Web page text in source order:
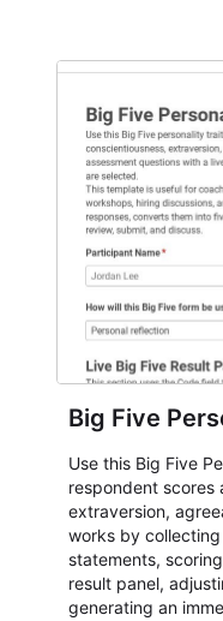
Big Five
Use this Big Five
respondent scores
extraversion,
works by
statements,
result panel,
generating an